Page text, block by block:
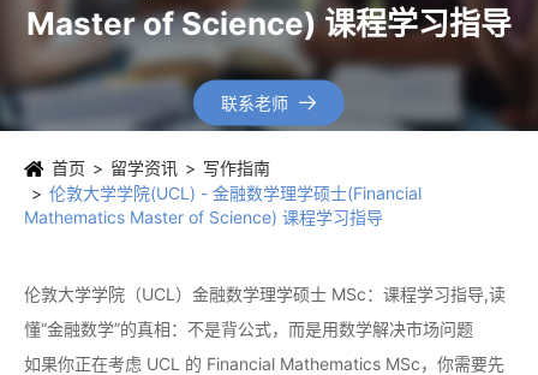
Master of Science) 课程学习指导
联系老师 
首页 留学资讯
写作指南
伦敦大学学院(UCL) - 金融数学理学硕士(Financial
Mathematics Master of Science) 课程学习指导
伦敦大学学院（UCL）金融数学理学硕士 MSc：课程学习指导,读
懂“金融数学”的真相：不是背公式，而是用数学解决市场问题
如果你正在考虑 UCL 的 Financial Mathematics MSc，你需要先